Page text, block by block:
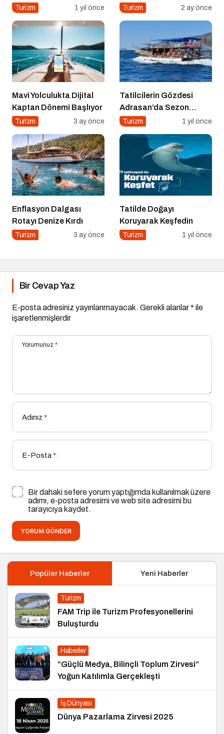
Turizm 1 yıl önce Turizm 2 ay önce
Mavi Yolculukta Dijital
Kaptan Dönemi Başlıyor
Turizm 3 ay önce
Tatilcilerin Gözdesi
Adrasan’da Sezon
Açıldı!
Turizm 1 yıl önce
Enflasyon Dalgası
Rotayı Denize Kırdı
Turizm 3 ay önce
Tatilde Doğayı
Koruyarak Keşfedin
Turizm 1 yıl önce
Bir Cevap Yaz
E-posta adresiniz yayınlanmayacak. Gerekli alanlar* ile
işaretlenmişlerdir
Yorumunuz *
Adınız *
E-Posta*
Bir dahaki sefere yorum yaptığımda kullanılmak üzere
adımı, e-posta adresimi ve web site adresimi bu
tarayıcıya kaydet.
YORUM GÖNDER
Popüler Haberler Yeni Haberler
Turizm
FAM Trip ile Turizm Profesyonellerini
Buluşturdu
Haberler
“Güçlü Medya, Bilinçli Toplum Zirvesi”
Yoğun Katılımla Gerçekleşti
İş Dünyası
Dünya Pazarlama Zirvesi 2025